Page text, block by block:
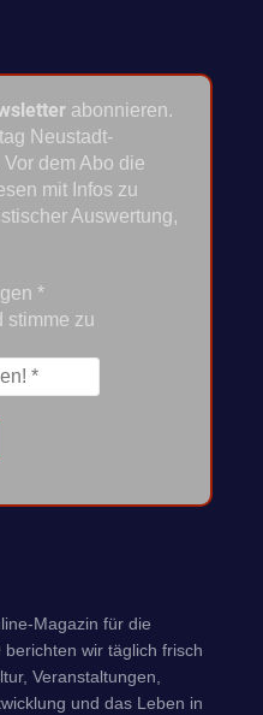
abonnieren.
Neustadt-
dem Abo die
mit Infos zu
Auswertung,
*
stimme zu
Magazin für die
wir täglich frisch
Veranstaltungen,
und das Leben in